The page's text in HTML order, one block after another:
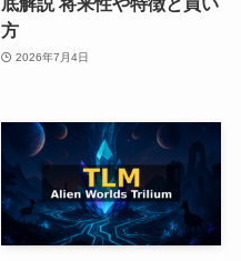
方
2026年7月4日